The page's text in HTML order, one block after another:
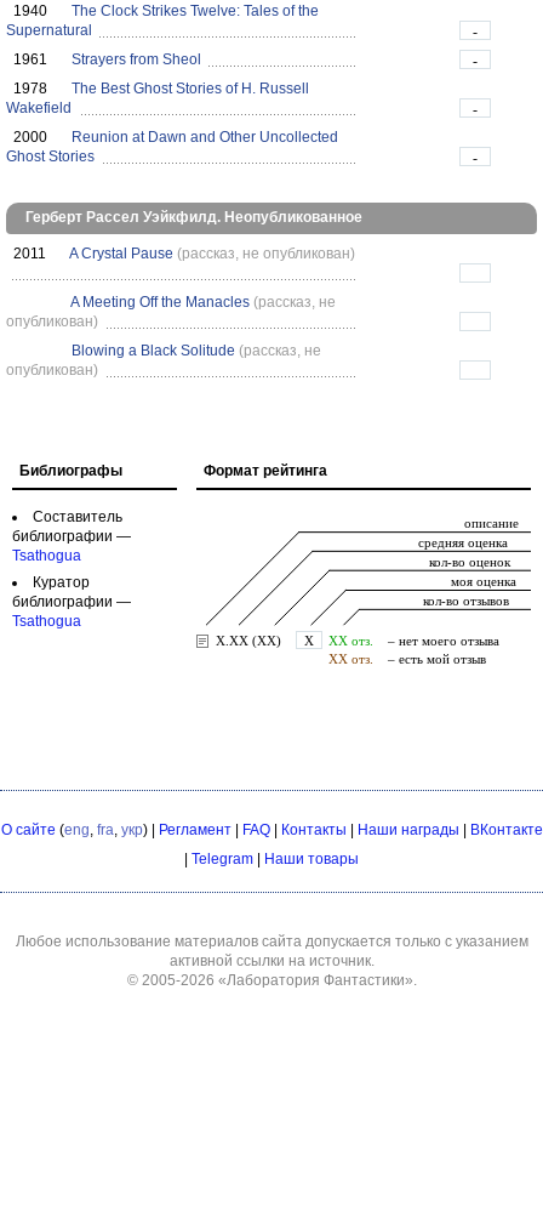
1940
The Clock Strikes Twelve: Tales of the
Supernatural
-
1961
Strayers from Sheol
-
1978
The Best Ghost Stories of H. Russell
Wakefield
-
2000
Reunion at Dawn and Other Uncollected
Ghost Stories
-
Герберт Рассел Уэйкфилд. Неопубликованное
2011 A Crystal Pause (рассказ, не опубликован)
A Meeting Off the Manacles (рассказ, не
опубликован)
Blowing a Black Solitude (рассказ, не
опубликован)
Формат рейтинга
Библиографы
Составитель
библиографии —
Tsathogua
Куратор
библиографии —
Tsathogua
О сайте (eng, fra, укр) | Регламент| FAQ| Контакты Наши награды
ВКонтакте
Telegram Наши товары
Любое использование материалов сайта допускается только с указанием
активной ссылки на источник.
© 2005-2026 «Лаборатория Фантастики».